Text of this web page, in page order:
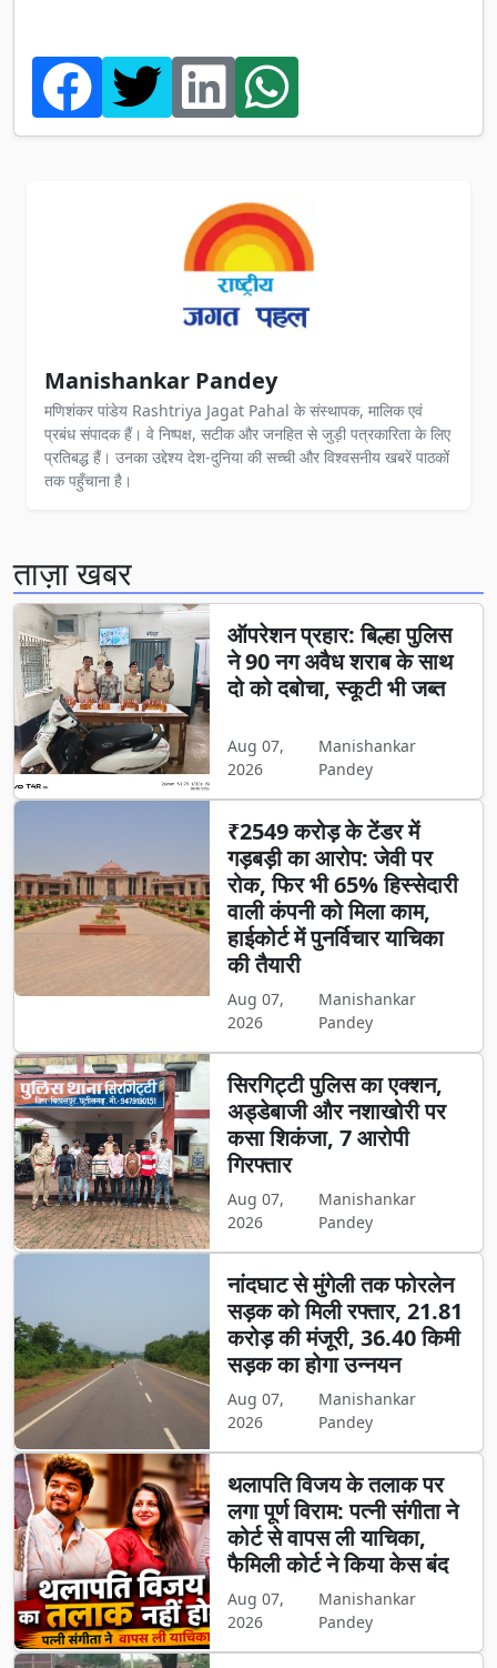
Manishankar Pandey
मणिशंकर पांडेय Rashtriya Jagat Pahal के संस्थापक, मालिक एवं
प्रबंध संपादक हैं। वे निष्पक्ष, सटीक और जनहित से जुड़ी पत्रकारिता के लिए
प्रतिबद्ध हैं। उनका उद्देश्य देश-दुनिया की सच्ची और विश्वसनीय खबरें पाठकों
तक पहुँचाना है।
ताज़ा खबर
ऑपरेशन प्रहार: बिल्हा पुलिस
ने 90 नग अवैध शराब के साथ
दो को दबोचा, स्कूटी भी जब्त
Aug 07,
2026
Manishankar
Pandey
₹2549 करोड़ के टेंडर में
गड़बड़ी का आरोप: जेवी पर
रोक, फिर भी 65% हिस्सेदारी
वाली कंपनी को मिला काम,
हाईकोर्ट में पुनर्विचार याचिका
की तैयारी
Aug 07,
2026
Manishankar
Pandey
सिरगिट्टी पुलिस का एक्शन,
अड्डेबाजी और नशाखोरी पर
कसा शिकंजा, 7 आरोपी
गिरफ्तार
Aug 07,
2026
Manishankar
Pandey
नांदघाट से मुंगेली तक फोरलेन
सड़क को मिली रफ्तार, 21.81
करोड़ की मंजूरी, 36.40 किमी
सड़क का होगा उन्नयन
Aug 07,
2026
Manishankar
Pandey
थलापति विजय के तलाक पर
लगा पूर्ण विराम: पत्नी संगीता ने
कोर्ट से वापस ली याचिका,
फैमिली कोर्ट ने किया केस बंद
Aug 07,
2026
Manishankar
Pandey